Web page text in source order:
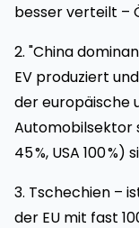
besser verteilt –
2. "China
EV produziert
der europäische
Automobilsektor
45 %, USA 100
3. Tschechien –
der EU mit fast